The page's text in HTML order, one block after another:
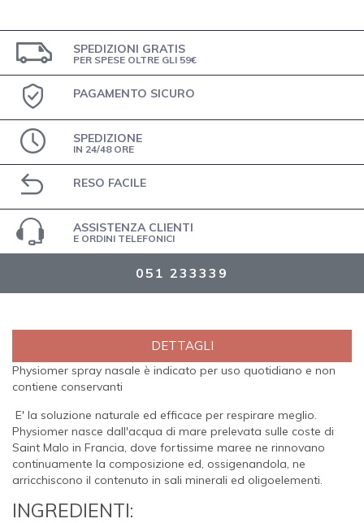
SPEDIZIONI GRATIS
PER SPESE OLTRE GLI 59€
PAGAMENTO SICURO
SPEDIZIONE
IN 24/48 ORE
RESO FACILE
ASSISTENZA CLIENTI
E ORDINI TELEFONICI
051 233339
DETTAGLI
Physiomer spray nasale è indicato per uso quotidiano e non
contiene conservanti
E' la soluzione naturale ed efficace per respirare meglio.
Physiomer nasce dall'acqua di mare prelevata sulle coste di
Saint Malo in Francia, dove fortissime maree ne rinnovano
continuamente la composizione ed, ossigenandola, ne
arricchiscono il contenuto in sali minerali ed oligoelementi.
INGREDIENTI: